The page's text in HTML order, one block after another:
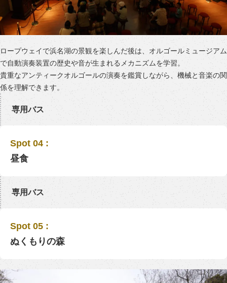
ロープウェイで浜名湖の景観を楽しんだ後は、オルゴールミュージアム
で自動演奏装置の歴史や音が生まれるメカニズムを学習。
貴重なアンティークオルゴールの演奏を鑑賞しながら、機械と音楽の関
係を理解できます。
専用バス
Spot 04 :
昼食
専用バス
Spot 05 :
ぬくもりの森